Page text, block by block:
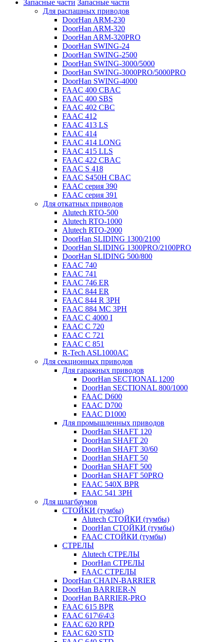
Запасные части Запасные части
Для распашных приводов
DoorHan ARM-230
DoorHan ARM-320
DoorHan ARM-320PRO
DoorHan SWING-24
DoorHan SWING-2500
DoorHan SWING-3000/5000
DoorHan SWING-3000PRO/5000PRO
DoorHan SWING-4000
FAAC 400 CBAC
FAAC 400 SBS
FAAC 402 CBC
FAAC 412
FAAC 413 LS
FAAC 414
FAAC 414 LONG
FAAC 415 LLS
FAAC 422 CBAC
FAAC S 418
FAAC S450H CBAC
FAAC серия 390
FAAC серия 391
Для откатных приводов
Alutech RTO-500
Alutech RTO-1000
Alutech RTO-2000
DoorHan SLIDING 1300/2100
DoorHan SLIDING 1300PRO/2100PRO
DoorHan SLIDING 500/800
FAAC 740
FAAC 741
FAAC 746 ER
FAAC 844 ER
FAAC 844 R 3PH
FAAC 884 MC 3PH
FAAC C 4000 I
FAAC C 720
FAAC C 721
FAAC C 851
R-Tech ASL1000AC
Для секционных приводов
Для гаражных приводов
DoorHan SECTIONAL 1200
DoorHan SECTIONAL 800/1000
FAAC D600
FAAC D700
FAAC D1000
Для промышленных приводов
DoorHan SHAFT 120
DoorHan SHAFT 20
DoorHan SHAFT 30/60
DoorHan SHAFT 50
DoorHan SHAFT 500
DoorHan SHAFT 50PRO
FAAC 540X BPR
FAAC 541 3PH
Для шлагбаумов
СТОЙКИ (тумбы)
Alutech СТОЙКИ (тумбы)
DoorHan СТОЙКИ (тумбы)
FAAC СТОЙКИ (тумбы)
СТРЕЛЫ
Alutech СТРЕЛЫ
DoorHan СТРЕЛЫ
FAAC СТРЕЛЫ
DoorHan CHAIN-BARRIER
DoorHan BARRIER-N
DoorHan BARRIER-PRO
FAAC 615 BPR
FAAC 617\6\4\3
FAAC 620 RPD
FAAC 620 STD